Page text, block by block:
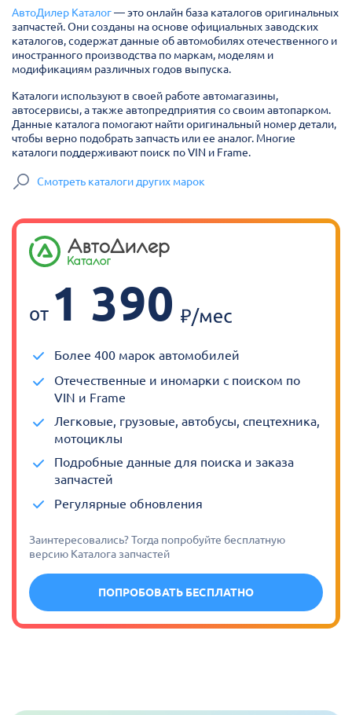
АвтоДилер Каталог— это онлайн база каталогов оригинальных
запчастей. Они созданы на основе официальных заводских
каталогов, содержат данные об автомобилях отечественного и
иностранного производства по маркам, моделям и
модификациям различных годов выпуска.
Каталоги используют в своей работе автомагазины,
автосервисы, а также автопредприятия со своим автопарком.
Данные каталога помогают найти оригинальный номер детали,
чтобы верно подобрать запчасть или ее аналог. Многие
каталоги поддерживают поиск по VIN и Frame.
Смотреть каталоги других марок
от 1 390
Более 400 марок автомобилей
Отечественные и иномарки с поиском по
VIN и Frame
Легковые, грузовые, автобусы, спецтехника,
мотоциклы
Подробные данные для поиска и заказа
запчастей
Регулярные обновления
Заинтересовались? Тогда попробуйте бесплатную
версию Каталога запчастей
ПОПРОБОВАТЬ БЕСПЛАТНО